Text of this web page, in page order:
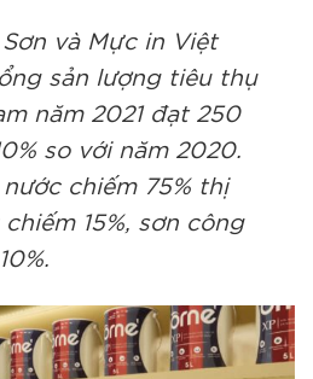
và Mực in Việt
sản lượng tiêu thụ
năm 2021 đạt 250
so với năm 2020.
chiếm 75% thị
15%, sơn công